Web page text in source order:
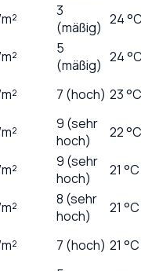
3
(mäßig) 24
5
(mäßig) 24
7 (hoch) 23 °C
9 (sehr
hoch)
22 °C
9 (sehr
hoch)
21 °C
8 (sehr
hoch)
21 °C
7 (hoch) 21 °C